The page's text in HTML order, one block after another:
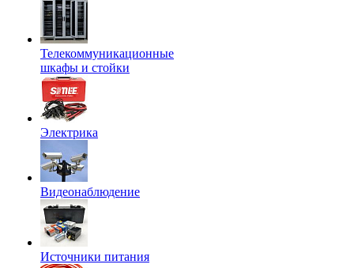
Телекоммуникационные
шкафы и стойки
Электрика
Видеонаблюдение
Источники питания